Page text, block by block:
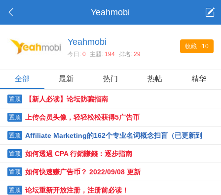
Yeahmobi
收藏 +10
Yeahmobi
今日:0 主题: 194 排名:29
全部 最新 热门 热帖 精华
置顶 【新人必读】论坛防骗指南
置顶 上传会员头像，轻轻松松获得5广告币
置顶 Affiliate Marketing的162个专业名词概念扫盲（已更新到
162个）
置顶 如何透過 CPA 行銷賺錢：逐步指南
置顶 如何快速赚广告币？ 2022/09/08 更新
置顶 论坛重新开放注册，注册前必读！